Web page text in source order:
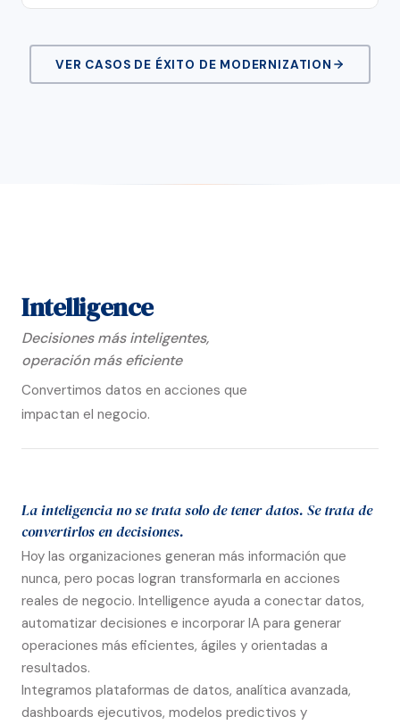
VER CASOS DE ÉXITO DE MODERNIZATION
Intelligence
Decisiones más inteligentes,
operación más eficiente
Convertimos datos en acciones que
impactan el negocio.
La inteligencia no se trata solo de tener datos. Se trata de
convertirlos en decisiones.
Hoy las organizaciones generan más información que
nunca, pero pocas logran transformarla en acciones
reales de negocio. Intelligence ayuda a conectar datos,
automatizar decisiones e incorporar IA para generar
operaciones más eficientes, ágiles y orientadas a
resultados.
Integramos plataformas de datos, analítica avanzada,
dashboards ejecutivos, modelos predictivos y